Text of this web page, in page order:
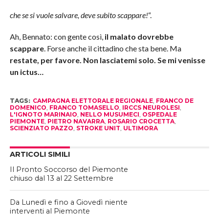
che se si vuole salvare, deve subito scappare!“.
Ah, Bennato: con gente così, il malato dovrebbe
scappare. Forse anche il cittadino che sta bene. Ma
restate, per favore. Non lasciatemi solo. Se mi venisse
un ictus…
TAGS: CAMPAGNA ELETTORALE REGIONALE, FRANCO DE
DOMENICO, FRANCO TOMASELLO, IRCCS NEUROLESI,
L'IGNOTO MARINAIO, NELLO MUSUMECI, OSPEDALE
PIEMONTE, PIETRO NAVARRA, ROSARIO CROCETTA,
SCIENZIATO PAZZO, STROKE UNIT, ULTIMORA
ARTICOLI SIMILI
Il Pronto Soccorso del Piemonte
chiuso dal 13 al 22 Settembre
Da Lunedì e fino a Giovedì niente
interventi al Piemonte